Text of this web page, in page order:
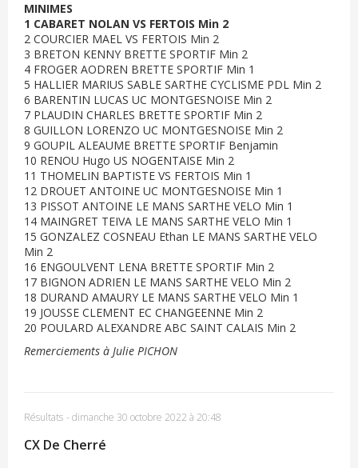
MINIMES
1 CABARET NOLAN VS FERTOIS Min 2
2 COURCIER MAEL VS FERTOIS Min 2
3 BRETON KENNY BRETTE SPORTIF Min 2
4 FROGER AODREN BRETTE SPORTIF Min 1
5 HALLIER MARIUS SABLE SARTHE CYCLISME PDL Min 2
6 BARENTIN LUCAS UC MONTGESNOISE Min 2
7 PLAUDIN CHARLES BRETTE SPORTIF Min 2
8 GUILLON LORENZO UC MONTGESNOISE Min 2
9 GOUPIL ALEAUME BRETTE SPORTIF Benjamin
10 RENOU Hugo US NOGENTAISE Min 2
11 THOMELIN BAPTISTE VS FERTOIS Min 1
12 DROUET ANTOINE UC MONTGESNOISE Min 1
13 PISSOT ANTOINE LE MANS SARTHE VELO Min 1
14 MAINGRET TEIVA LE MANS SARTHE VELO Min 1
15 GONZALEZ COSNEAU Ethan LE MANS SARTHE VELO
Min 2
16 ENGOULVENT LENA BRETTE SPORTIF Min 2
17 BIGNON ADRIEN LE MANS SARTHE VELO Min 2
18 DURAND AMAURY LE MANS SARTHE VELO Min 1
19 JOUSSE CLEMENT EC CHANGEENNE Min 2
20 POULARD ALEXANDRE ABC SAINT CALAIS Min 2
Remerciements à Julie PICHON
Résultats - dimanche 30 octobre 2022 à 20:48
CX De Cherré